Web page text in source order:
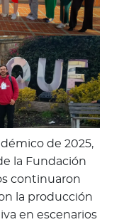
de 2025,
la Fundación
continuaron
la producción
en escenarios